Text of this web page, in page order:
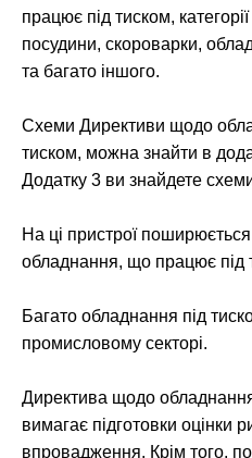
працює під тиском,
посудини, скороварки,
та багато іншого.
Схеми Директиви щодо
тиском, можна знайти в
Додатку 3 ви знайдете
На ці пристрої
обладнання, що працює під
Багато обладнання під
промисловому секторі.
Директива щодо
вимагає підготовки оцінки
впровадження. Крім того,